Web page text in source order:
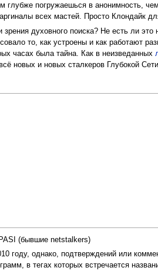
глубже погружаешься в анонимность,
всех мастей. Просто Клондайк
зрения духовного поиска? Не есть ли
то, как устроены и как работают
часах была тайна. Как в неизведанных
новых и новых сталкеров Глубокой
(бывшие netstalkers)
году, однако, подтверждений или
в тегах которых встречается